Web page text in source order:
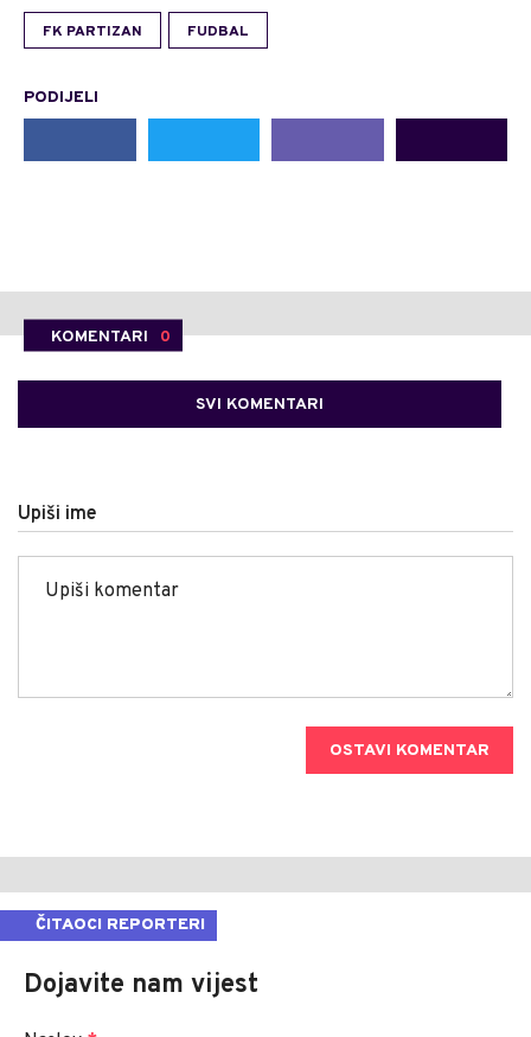
FK PARTIZAN FUDBAL
PODIJELI
KOMENTARI 0
SVI KOMENTARI
Upiši ime
OSTAVI KOMENTAR
ČITAOCI REPORTERI
Dojavite nam vijest